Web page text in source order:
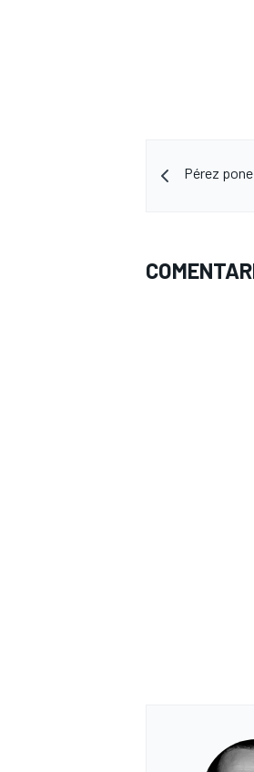
MÁS CATEGORÍAS
Pérez